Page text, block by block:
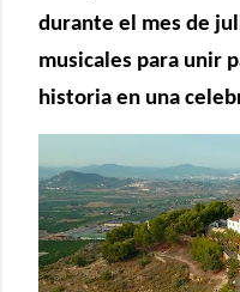
durante el mes de
musicales para unir
historia en una